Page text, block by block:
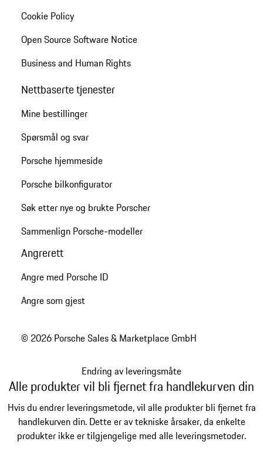
Cookie Policy
Open Source Software Notice
Business and Human Rights
Nettbaserte tjenester
Mine bestillinger
Spørsmål og svar
Porsche hjemmeside
Porsche bilkonfigurator
Søk etter nye og brukte Porscher
Sammenlign Porsche-modeller
Angrerett
Angre med Porsche ID
Angre som gjest
© 2026 Porsche Sales & Marketplace GmbH
Endring av leveringsmåte
Alle produkter vil bli fjernet fra handlekurven din
Hvis du endrer leveringsmetode, vil alle produkter bli fjernet fra
handlekurven din. Dette er av tekniske årsaker, da enkelte
produkter ikke er tilgjengelige med alle leveringsmetoder.